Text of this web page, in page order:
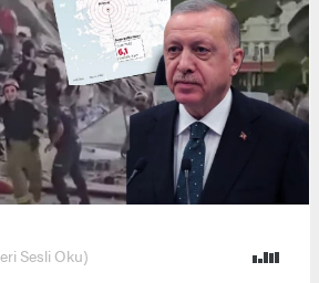
Sesli Oku)